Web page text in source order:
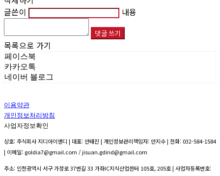
글쓴이
내용
댓글 쓰기
목록으로 가기
페이스북
카카오톡
네이버 블로그
이용약관
개인정보처리방침
사업자정보확인
상호: 주식회사 지디아이앤디 | 대표: 안태진 | 개인정보관리책임자: 안지수 | 전화: 032-584-1584
| 이메일: goldia7@gmail.com / jisuan.gdind@gmail.com
주소: 인천광역시 서구 가정로 37번길 33 가좌IC지식산업센터 105호, 205호 | 사업자등록번호: